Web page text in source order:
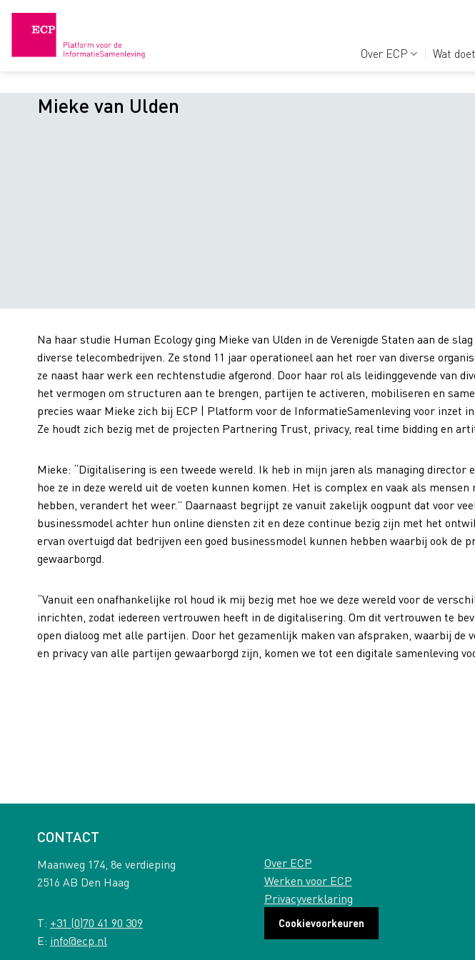
Over ECP Wat
Mieke van Ulden
Na haar studie Human Ecology ging Mieke van Ulden in de Verenigde Staten aan de
diverse telecombedrijven. Ze stond 11 jaar operationeel aan het roer van diverse
ze naast haar werk een rechtenstudie afgerond. Door haar rol als leidinggevende van
het vermogen om structuren aan te brengen, partijen te activeren, mobiliseren en
precies waar Mieke zich bij ECP | Platform voor de InformatieSamenleving voor inzet
Ze houdt zich bezig met de projecten Partnering Trust, privacy, real time bidding en
Mieke: “Digitalisering is een tweede wereld. Ik heb in mijn jaren als managing director
hoe ze in deze wereld uit de voeten kunnen komen. Het is complex en vaak als mensen
hebben verandert het weer.” Daarnaast begrijpt ze vanuit zakelijk oogpunt dat voor
businessmodel achter hun online diensten zit en deze continue bezig zijn met het
ervan overtuigd dat bedrijven een goed businessmodel kunnen hebben waarbij ook de
gewaarborgd.
“Vanuit een onafhankelijke rol houd ik mij bezig met hoe we deze wereld voorde
inrichten, zodat iedereen vertrouwen heeft in de digitalisering . Om dit vertrouwen te
open dialoog met alle partijen Door het gezamenlijk maken van afspraken , waarbij de
en privacy van alle partijen gewaarborgd zijn komen we tot een digitale samenleving
CONTACT
Maanweg 174, 8e verdieping
2516 AB Den Haag
T: +31 (0)70 41 90 309
E: info@ecp.nl
Over ECP
Werken voor ECP
Privacyverklaring
Cookievoorkeuren